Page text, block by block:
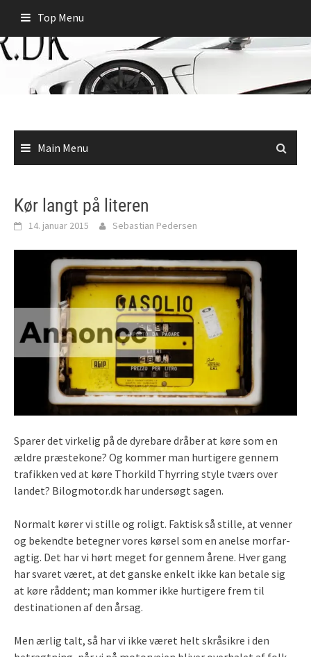
content
Top Menu
Main Menu
Kør langt på literen
14. januar 2015 Sebastian Pedersen
Sparer det virkelig på de dyrebare dråber at køre som en
ældre præstekone? Og kommer man hurtigere gennem
trafikken ved at køre Thorkild Thyrring style tværs over
landet? Bilogmotor.dk har undersøgt sagen.
Normalt kører vi stille og roligt. Faktisk så stille, at venner
og bekendte betegner vores kørsel som en anelse morfar-
agtig. Det har vi hørt meget for gennem årene. Hver gang
har svaret været, at det ganske enkelt ikke kan betale sig
at køre råddent; man kommer ikke hurtigere frem til
destinationen af den årsag.
Men ærlig talt, så har vi ikke været helt skråsikre i den